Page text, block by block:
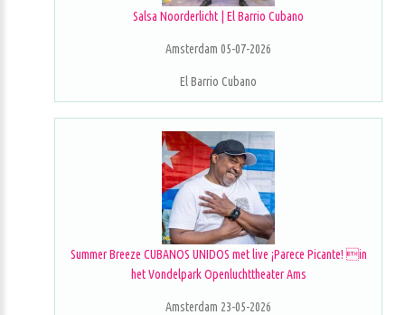
Salsa Noorderlicht | El Barrio Cubano
Amsterdam 05-07-2026
El Barrio Cubano
Summer Breeze CUBANOS UNIDOS met live ¡Parece Picante! in
het Vondelpark Openluchttheater Ams
Amsterdam 23-05-2026